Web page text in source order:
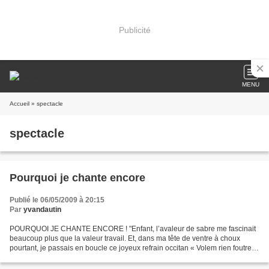
Publicité
MENU
Accueil » spectacle
spectacle
Pourquoi je chante encore
Publié le 06/05/2009 à 20:15
Par yvandautin
POURQUOI JE CHANTE ENCORE ! "Enfant, l’avaleur de sabre me fascinait
beaucoup plus que la valeur travail. Et, dans ma tête de ventre à choux
pourtant, je passais en boucle ce joyeux refrain occitan « Volem rien foutre al